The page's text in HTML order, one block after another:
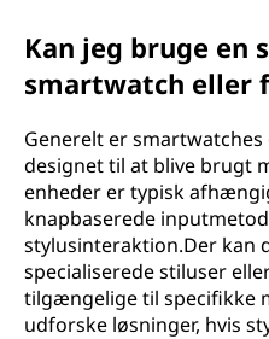
Kan jeg bruge en
smartwatch eller
Generelt er
designet til at blive brugt
enheder er typisk
knapbaserede
stylusinteraktion.Der kan
specialiserede stiluser
tilgængelige til specifikke
udforske løsninger, hvis